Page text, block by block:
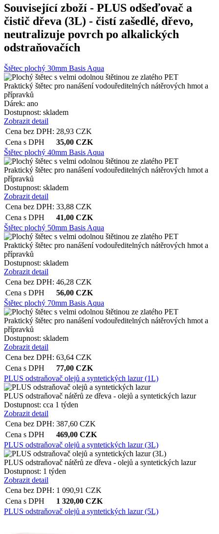
Související zboží - PLUS odšeďovač a
čistič dřeva (3L) - čistí zašedlé, dřevo,
neutralizuje povrch po alkalických
odstraňovačích
Štětec plochý 30mm Basis Aqua
Praktický štětec pro nanášení vodouředitelných nátěrových hmot a
přípravků
Dárek: ano
Dostupnost: skladem
Zobrazit detail
Cena bez DPH: 28,93 CZK
Cena s DPH
35,00 CZK
Štětec plochý 40mm Basis Aqua
Praktický štětec pro nanášení vodouředitelných nátěrových hmot a
přípravků
Dostupnost: skladem
Zobrazit detail
Cena bez DPH: 33,88 CZK
Cena s DPH
41,00 CZK
Štětec plochý 50mm Basis Aqua
Praktický štětec pro nanášení vodouředitelných nátěrových hmot a
přípravků
Dostupnost: skladem
Zobrazit detail
Cena bez DPH: 46,28 CZK
Cena s DPH
56,00 CZK
Štětec plochý 70mm Basis Aqua
Praktický štětec pro nanášení vodouředitelných nátěrových hmot a
přípravků
Dostupnost: skladem
Zobrazit detail
Cena bez DPH: 63,64 CZK
Cena s DPH
77,00 CZK
PLUS odstraňovač olejů a syntetických lazur (1L)
PLUS odstraňovač nátěrů ze dřeva - olejů a syntetických lazur
Dostupnost: cca 1 týden
Zobrazit detail
Cena bez DPH: 387,60 CZK
Cena s DPH
469,00 CZK
PLUS odstraňovač olejů a syntetických lazur (3L)
PLUS odstraňovač nátěrů ze dřeva - olejů a syntetických lazur
Dostupnost: 1 týden
Zobrazit detail
Cena bez DPH: 1 090,91 CZK
Cena s DPH
1 320,00 CZK
PLUS odstraňovač olejů a syntetických lazur (5L)